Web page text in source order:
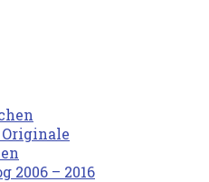
2006 – 2016